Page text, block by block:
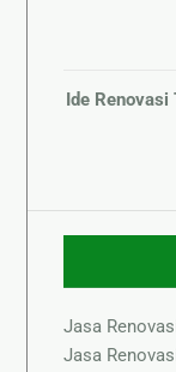
Ide
Jasa
Jasa